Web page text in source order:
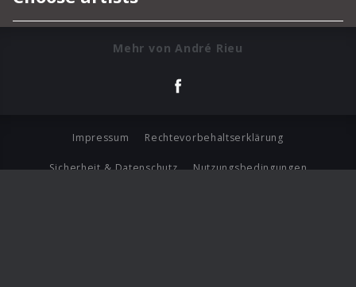
Mehr von André Rieu
Impressum Rechtevorbehaltserklärung
Sicherheit & Datenschutz Nutzungsbedingungen